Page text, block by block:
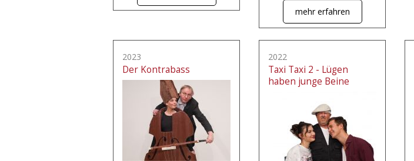
mehr erfahren
2023
Der Kontrabass
2022
Taxi Taxi 2 - Lügen
haben junge Beine